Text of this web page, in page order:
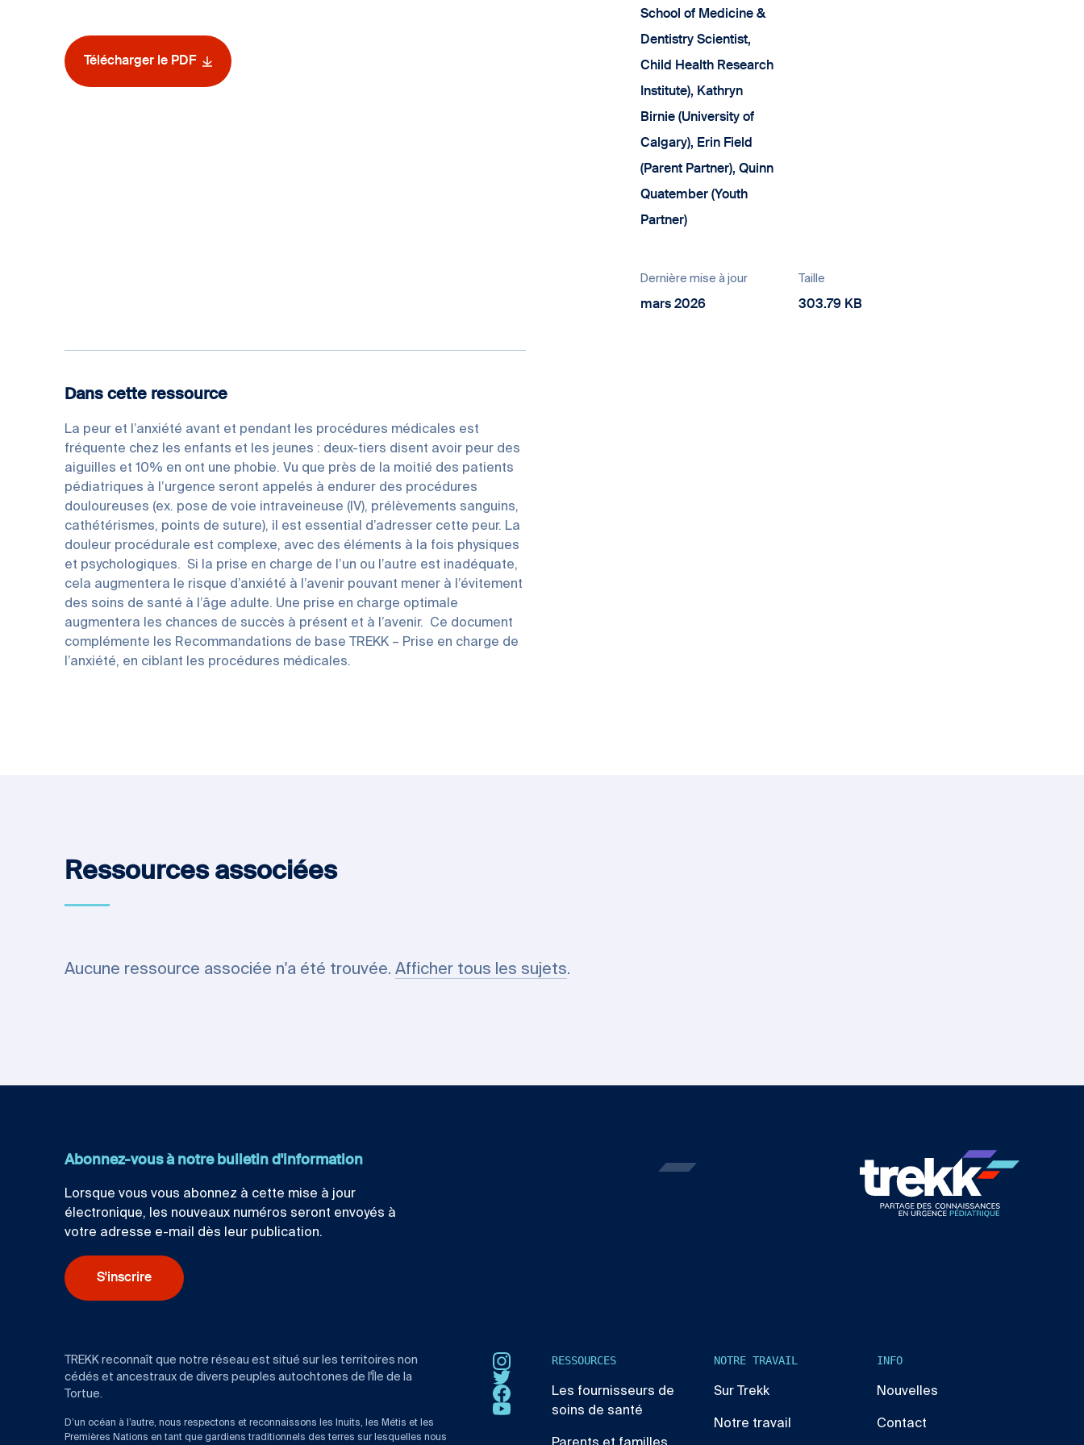
Télécharger le PDF
School of Medicine &
Dentistry Scientist,
Child Health Research
Institute), Kathryn
Birnie (University of
Calgary), Erin Field
(Parent Partner), Quinn
Quatember (Youth
Partner)
Dernière mise à jour
mars 2026
Taille
303.79 KB
Dans cette ressource
La peur et l’anxiété avant et pendant les procédures médicales est
fréquente chez les enfants et les jeunes : deux-tiers disent avoir peur des
aiguilles et 10% en ont une phobie. Vu que près de la moitié des patients
pédiatriques à l’urgence seront appelés à endurer des procédures
douloureuses (ex. pose de voie intraveineuse (IV), prélèvements sanguins,
cathétérismes, points de suture), il est essential d’adresser cette peur. La
douleur procédurale est complexe, avec des éléments à la fois physiques
et psychologiques. Si la prise en charge de l’un ou l’autre est inadéquate,
cela augmentera le risque d’anxiété à l’avenir pouvant mener à l’évitement
des soins de santé à l’âge adulte. Une prise en charge optimale
augmentera les chances de succès à présent et à l’avenir. Ce document
complémente les Recommandations de base TREKK – Prise en charge de
l’anxiété, en ciblant les procédures médicales.
Ressources associées
Aucune ressource associée n'a été trouvée. Afficher tous les sujets.
Abonnez-vous à notre bulletin d'information
Lorsque vous vous abonnez à cette mise à jour
électronique, les nouveaux numéros seront envoyés à
votre adresse e-mail dès leur publication.
S'inscrire
RESSOURCES
Les fournisseurs de
soins de santé
NOTRE TRAVAIL
Sur Trekk
Notre travail
INFO
Nouvelles
Contact
Instagram
Twitter
Facebook
TREKK reconnaît que notre réseau est situé sur les territoires non
cédés et ancestraux de divers peuples autochtones de l'Île de la
Tortue.
D’un océan à l’autre, nous respectons et reconnaissons les Inuits, les Métis et les
Premières Nations en tant que gardiens traditionnels des terres sur lesquelles nous